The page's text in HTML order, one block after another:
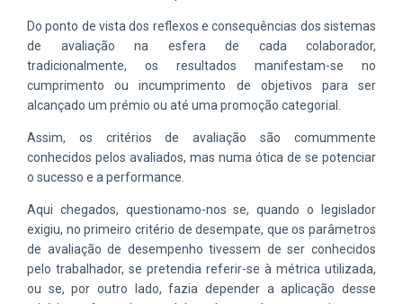
Do ponto de vista dos reflexos e consequências dos sistemas
de avaliação na esfera de cada colaborador,
tradicionalmente, os resultados manifestam-se no
cumprimento ou incumprimento de objetivos para ser
alcançado um prémio ou até uma promoção categorial.
Assim, os critérios de avaliação são comummente
conhecidos pelos avaliados, mas numa ótica de se potenciar
o sucesso e a performance.
Aqui chegados, questionamo-nos se, quando o legislador
exigiu, no primeiro critério de desempate, que os parâmetros
de avaliação de desempenho tivessem de ser conhecidos
pelo trabalhador, se pretendia referir-se à métrica utilizada,
ou se, por outro lado, fazia depender a aplicação desse